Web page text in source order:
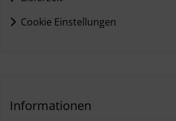
Cookie Einstellungen
Informationen